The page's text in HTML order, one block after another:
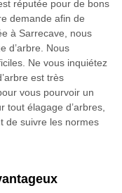
réputée pour de bons
demande afin de
à Sarrecave, nous
d’arbre. Nous
Ne vous inquiétez
est très
vous pourvoir un
tout élagage d’arbres,
de suivre les normes